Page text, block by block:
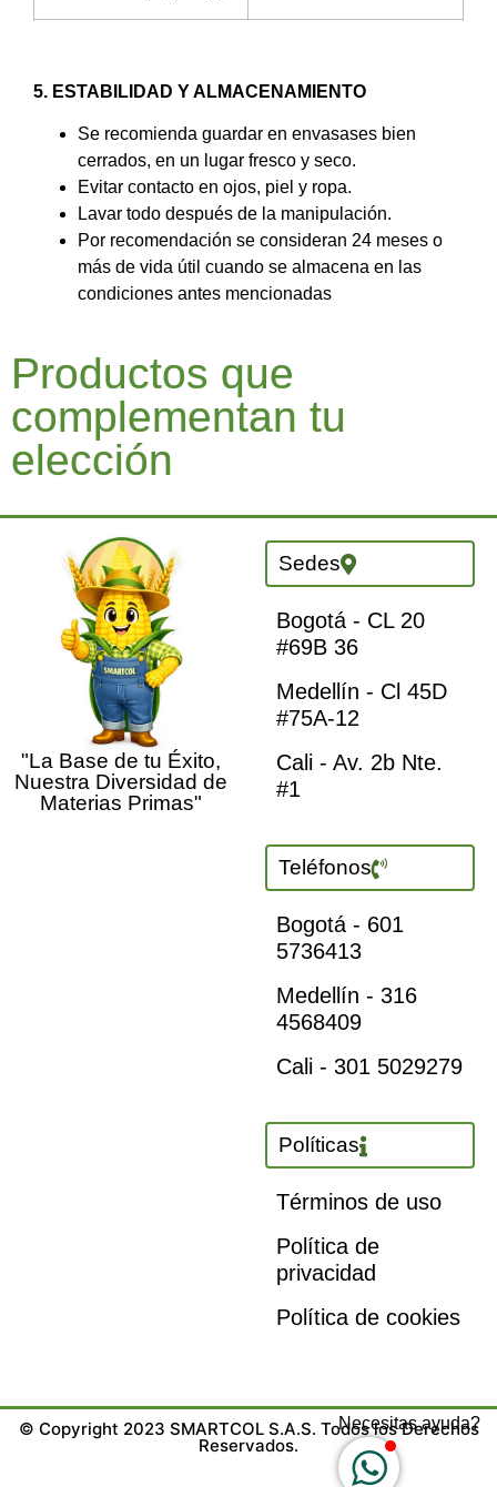
5. ESTABILIDAD Y ALMACENAMIENTO
Se recomienda guardar en envasases bien
cerrados, en un lugar fresco y seco.
Evitar contacto en ojos, piel y ropa.
Lavar todo después de la manipulación.
Por recomendación se consideran 24 meses o
más de vida útil cuando se almacena en las
condiciones antes mencionadas
Productos que
complementan tu
elección
"La Base de tu Éxito,
Nuestra Diversidad de
Materias Primas"
Sedes
Bogotá - CL 20
#69B 36
Medellín - Cl 45D
#75A-12
Cali - Av. 2b Nte.
#1
Teléfonos
Bogotá - 601
5736413
Medellín - 316
4568409
Cali - 301 5029279
Políticas
Términos de uso
Política de
privacidad
Política de cookies
© Copyright 2023 SMARTCOL S.A.S. Todos los Derechos
Reservados.
Necesitas ayuda?